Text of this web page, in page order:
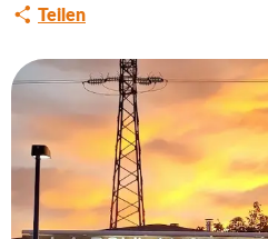
Teilen